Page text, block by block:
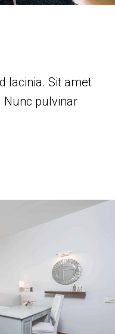
lacinia. Sit amet
pulvinar